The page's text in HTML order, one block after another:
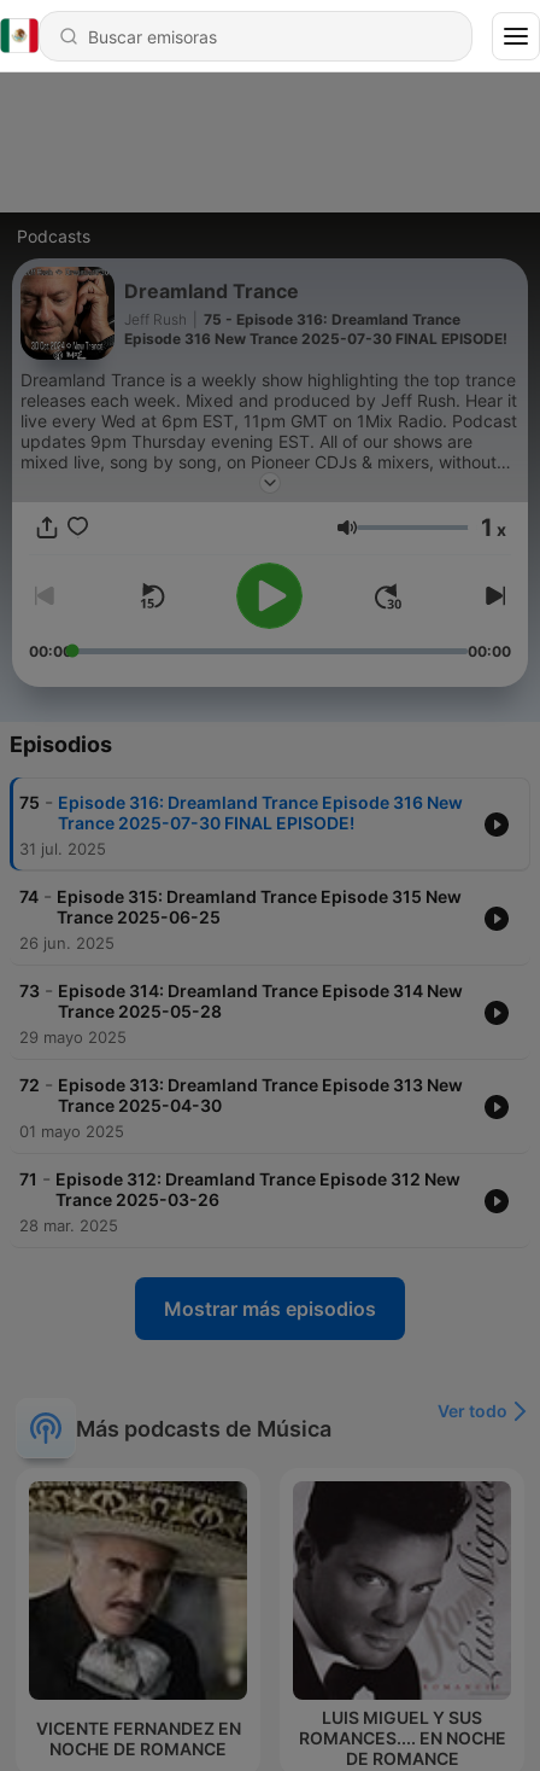
Podcasts
Dreamland Trance
Jeff Rush
75 - Episode 316: Dreamland Trance
Episode 316 New Trance 2025-07-30 FINAL EPISODE!
Dreamland Trance is a weekly show highlighting the top trance
releases each week. Mixed and produced by Jeff Rush. Hear it
live every Wed at 6pm EST, 11pm GMT on 1Mix Radio. Podcast
updates 9pm Thursday evening EST. All of our shows are
mixed live, song by song, on Pioneer CDJs & mixers, without
the use of sync or pre-production.
Volumen 1 x
00:00 00:00
Episodios
75 - Episode 316: Dreamland Trance Episode 316 New
Trance 2025-07-30 FINAL EPISODE!
31 jul. 2025
74 - Episode 315: Dreamland Trance Episode 315 New
Trance 2025-06-25
26 jun. 2025
73 - Episode 314: Dreamland Trance Episode 314 New
Trance 2025-05-28
29 mayo 2025
72 - Episode 313: Dreamland Trance Episode 313 New
Trance 2025-04-30
01 mayo 2025
71 - Episode 312: Dreamland Trance Episode 312 New
Trance 2025-03-26
28 mar. 2025
Mostrar más episodios
Más podcasts de Música
Ver todo
VICENTE FERNANDEZ EN
NOCHE DE ROMANCE
LUIS MIGUEL Y SUS
ROMANCES.... EN NOCHE
DE ROMANCE